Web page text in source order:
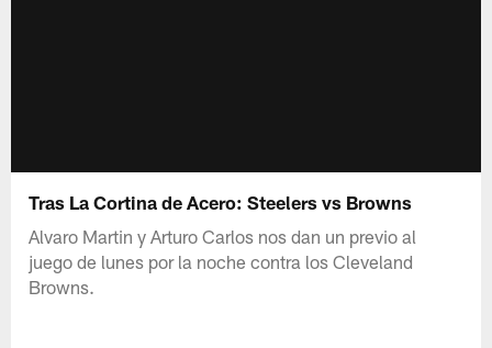
Tras La Cortina de Acero: Steelers vs Browns
Alvaro Martin y Arturo Carlos nos dan un previo al
juego de lunes por la noche contra los Cleveland
Browns.